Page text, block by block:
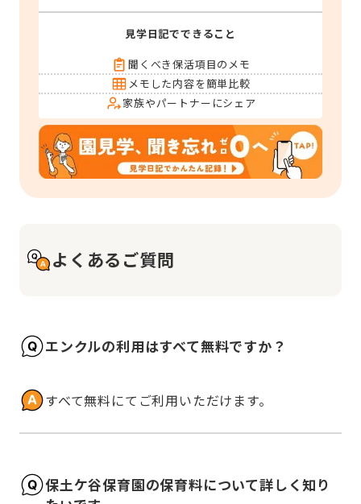
見学日記でできること
聞くべき保活項目のメモ
メモした内容を簡単比較
家族やパートナーにシェア
よくあるご質問
エンクルの利用はすべて無料ですか？
すべて無料にてご利用いただけます。
保土ケ谷保育園の保育料について詳しく知り